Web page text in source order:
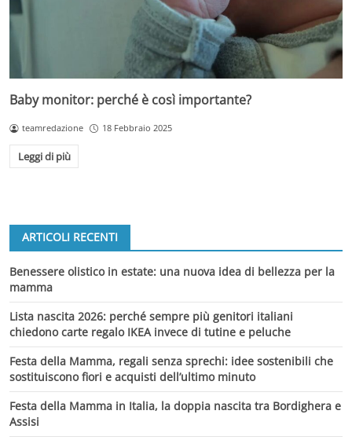
Baby monitor: perché è così importante?
teamredazione 18 Febbraio 2025
Leggi di più
ARTICOLI RECENTI
Benessere olistico in estate: una nuova idea di bellezza per la
mamma
Lista nascita 2026: perché sempre più genitori italiani
chiedono carte regalo IKEA invece di tutine e peluche
Festa della Mamma, regali senza sprechi: idee sostenibili che
sostituiscono fiori e acquisti dell’ultimo minuto
Festa della Mamma in Italia, la doppia nascita tra Bordighera e
Assisi